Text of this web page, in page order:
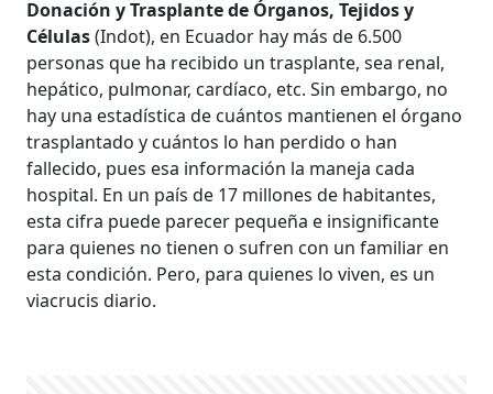
Donación y Trasplante de Órganos, Tejidos y
Células(Indot), en Ecuador hay más de 6.500
personas que ha recibido un trasplante, sea renal,
hepático, pulmonar, cardíaco, etc. Sin embargo, no
hay una estadística de cuántos mantienen el órgano
trasplantado y cuántos lo han perdido o han
fallecido, pues esa información la maneja cada
hospital. En un país de 17 millones de habitantes,
esta cifra puede parecer pequeña e insignificante
para quienes no tienen o sufren con un familiar en
esta condición. Pero, para quienes lo viven, es un
viacrucis diario.